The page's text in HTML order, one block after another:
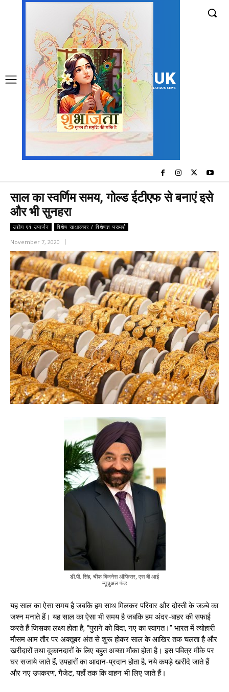
UK
LONDON NEWS
साल का स्वर्णिम समय, गोल्ड ईटीएफ से बनाएं इसे
और भी सुनहरा
उद्योग एवं उपार्जन विशेष साक्षात्कार / विशेषज्ञ परामर्श
November 7, 2020
डी.पी. सिंह, चीफ बिजनेस ऑफिसर, एस बी आई
म्यूचुअल फंड
यह साल का ऐसा समय है जबकि हम साथ मिलकर परिवार और दोस्ती के जज़्बे का
जश्न मनाते हैं। यह साल का ऐसा भी समय है जबकि हम अंदर-बाहर की सफाई
करते हैं जिसका लक्ष्य होता है, “पुराने को विदा, नए का स्वागत।” भारत में त्योहारी
मौसम आम तौर पर अक्तूबर अंत से शुरू होकर साल के आखिर तक चलता है और
ख़रीदारों तथा दुकानदारों के लिए बहुत अच्छा मौका होता है। इस पवित्र मौके पर
घर सजाये जाते हैं, उपहारों का आदान-प्रदान होता है, नये कपड़े खरीदे जाते हैं
और नए उपकरण, गैजेट, यहाँ तक कि वाहन भी लिए जाते हैं।